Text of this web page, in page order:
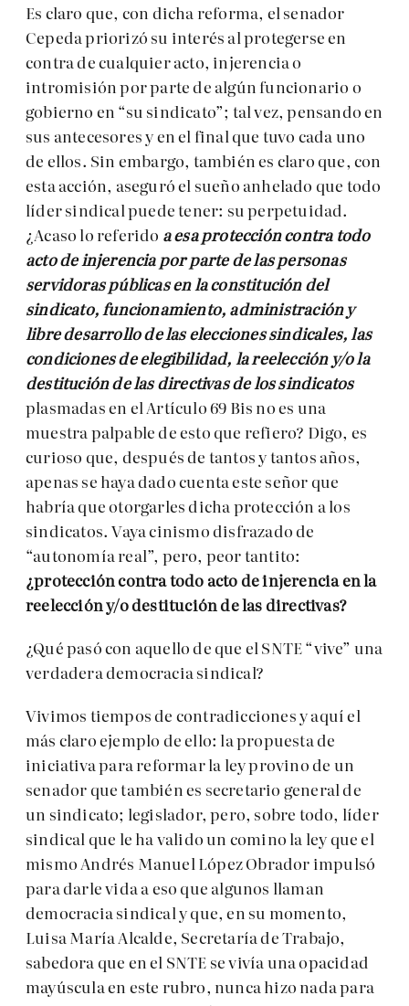
Es claro que, con dicha reforma, el senador
Cepeda priorizó su interés al protegerse en
contra de cualquier acto, injerencia o
intromisión por parte de algún funcionario o
gobierno en “su sindicato”; tal vez, pensando en
sus antecesores y en el final que tuvo cada uno
de ellos. Sin embargo, también es claro que, con
esta acción, aseguró el sueño anhelado que todo
líder sindical puede tener: su perpetuidad.
¿Acaso lo referido a esa protección contra todo
acto de injerencia por parte de las personas
servidoras públicas en la constitución del
sindicato,funcionamiento, administración y
libre desarrollo de las elecciones sindicales, las
condiciones de elegibilidad, la reelección y/o la
destitución de las directivas de los sindicatos
plasmadas en el Artículo 69 Bis no es una
muestra palpable de esto que refiero? Digo, es
curioso que, después de tantos y tantos años,
apenas se haya dado cuenta este señor que
habría que otorgarles dicha protección a los
sindicatos. Vaya cinismo disfrazado de
“autonomía real”, pero, peor tantito:
¿protección contra todo acto de injerencia en la
reelección y/o destitución de las directivas?
¿Qué pasó con aquello de que el SNTE “vive” una
verdadera democracia sindical?
Vivimos tiempos de contradicciones y aquí el
más claro ejemplo de ello: la propuesta de
iniciativa para reformar la ley provino de un
senador que también es secretario general de
un sindicato; legislador, pero, sobre todo, líder
sindical que le ha valido un comino la ley que el
mismo Andrés Manuel López Obrador impulsó
para darle vida a eso que algunos llaman
democracia sindical y que, en su momento,
Luisa María Alcalde, Secretaría de Trabajo,
sabedora que en el SNTE se vivía una opacidad
mayúscula en este rubro, nunca hizo nada para